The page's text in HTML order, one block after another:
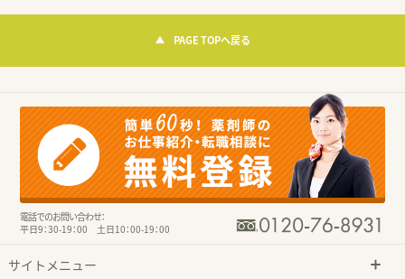
PAGE TOPへ戻る
電話でのお問い合わせ：
平日9：30-19：00 土日10：00-19：00
サイトメニュー